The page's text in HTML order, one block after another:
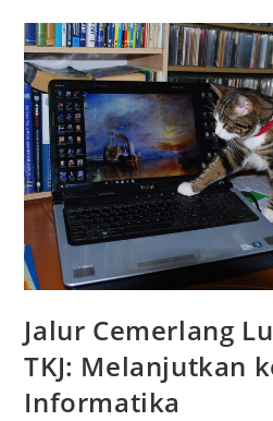
Jalur Cemerlang
TKJ: Melanjutkan
Informatika